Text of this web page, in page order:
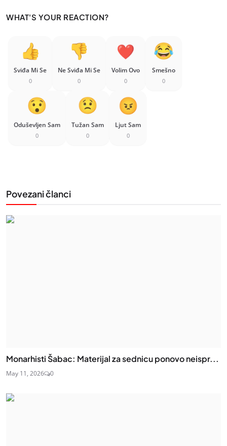
WHAT'S YOUR REACTION?
Sviđa Mi Se
0
Ne Sviđa Mi Se
0
Volim Ovo
0
Smešno
0
Oduševljen Sam
0
Tužan Sam
0
Ljut Sam
0
Povezani članci
Monarhisti Šabac: Materijal za sednicu ponovo neispr...
May 11, 2026 0